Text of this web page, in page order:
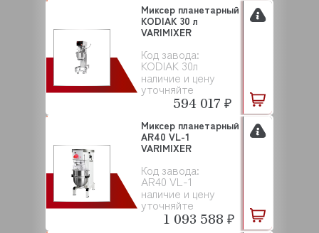
Код завода:
KODIAK 30л
наличие и цену
уточняйте
Миксер планетарный
KODIAK 30 л
VARIMIXER
594 017 ₽
Код завода:
AR40 VL-1
наличие и цену
уточняйте
Миксер планетарный
AR40 VL-1
VARIMIXER
1 093 588 ₽